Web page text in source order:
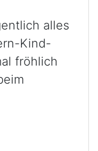
alles
Kind-
fröhlich